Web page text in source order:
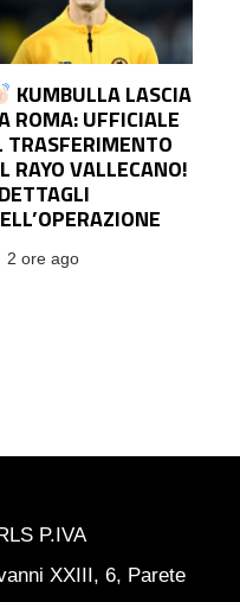
KUMBULLA LASCIA
ROMA: UFFICIALE
TRASFERIMENTO
RAYO VALLECANO!
2 ore ago
P.IVA
XXIII, 6, Parete